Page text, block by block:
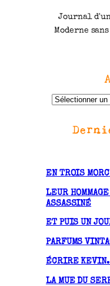
Journal
Moderne
A
v
s
EN TROIS
LEUR
ASSASSINÉ
ET PUIS UN
PARFUMS
ÉCRIRE
LA MUE DU